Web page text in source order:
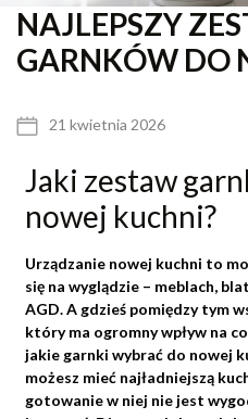
NAJLEPSZY
GARNKÓW DO
21 kwietnia 2026
Jaki zestaw
nowej kuchni?
Urządzanie nowej kuchni to
się na wyglądzie – meblach,
AGD. A gdzieś pomiędzy tym
który ma ogromny wpływ na
jakie garnki wybrać do nowej
możesz mieć najładniejszą
gotowanie w niej nie jest